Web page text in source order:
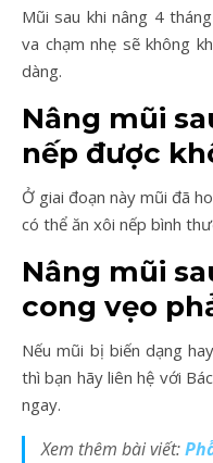
Mũi sau khi nâng 4
va chạm nhẹ sẽ không
dàng.
Nâng mũi
nếp được
Ở giai đoạn này mũi đã
có thể ăn xôi nếp bình
Nâng mũi
cong vẹo
Nếu mũi bị biến dạng
thì bạn hãy liên hệ với
ngay.
Xem thêm bài viết: